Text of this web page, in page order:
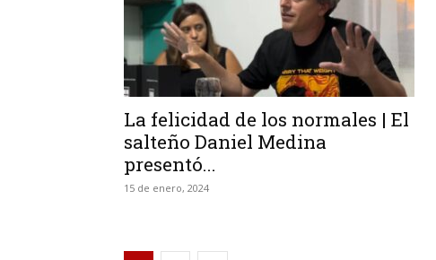
La felicidad de los normales | El
salteño Daniel Medina
presentó...
15 de enero, 2024